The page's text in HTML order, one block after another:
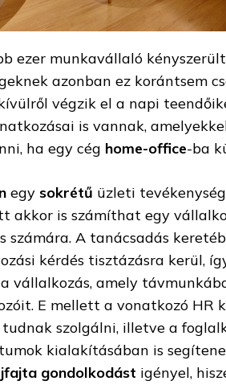
ezer munkavállaló
azonban ez korántsem
végzik el a napi
is vannak,
ha egy cég home-office-ba
egy sokrétű üzleti
akkor is számíthat egy
számára. A tanácsadás
kérdés tisztázásra kerül,
vállalkozás, amely
E mellett a vonatkozó HR
szolgálni, illetve a
kialakításában is
gondolkodást igényel,